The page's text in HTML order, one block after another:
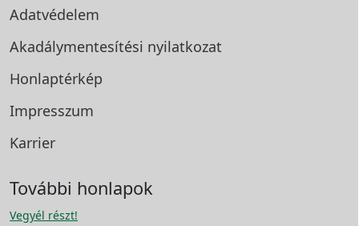
Adatvédelem
Akadálymentesítési nyilatkozat
Honlaptérkép
Impresszum
Karrier
További honlapok
Vegyél részt!